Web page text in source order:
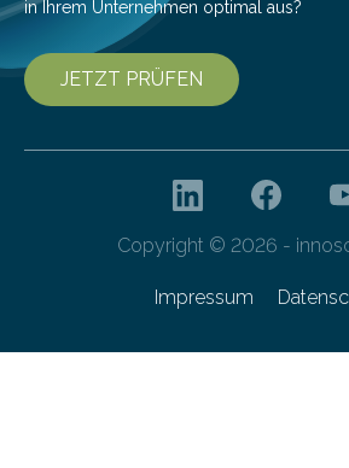
in Ihrem Unternehmen optimal aus?
JETZT PRÜFEN
Copyright © 2026 -
Impressum